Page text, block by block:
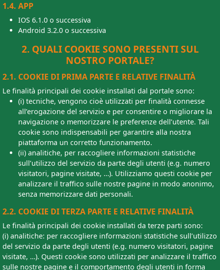
1.4. APP
IOS 6.1.0 o successiva
Android 3.2.0 o successiva
2. QUALI COOKIE SONO PRESENTI SUL
NOSTRO PORTALE?
2.1. COOKIE DI PRIMA PARTE E RELATIVE FINALITÀ
Le finalità principali dei cookie installati dal portale sono:
(i) tecniche, vengono cioè utilizzati per finalità connesse
all’erogazione del servizio e per consentire o migliorare la
navigazione o memorizzare le preferenze dell’utente. Tali
cookie sono indispensabili per garantire alla nostra
piattaforma un corretto funzionamento.
(ii) analitiche, per raccogliere informazioni statistiche
sull’utilizzo del servizio da parte degli utenti (e.g. numero
visitatori, pagine visitate, …). Utilizziamo questi cookie per
analizzare il traffico sulle nostre pagine in modo anonimo,
senza memorizzare dati personali.
2.2. COOKIE DI TERZA PARTE E RELATIVE FINALITÀ
Le finalità principali dei cookie installati da terze parti sono:
(i) analitiche: per raccogliere informazioni statistiche sull’utilizzo
del servizio da parte degli utenti (e.g. numero visitatori, pagine
visitate, …). Questi cookie sono utilizzati per analizzare il traffico
sulle nostre pagine e il comportamento degli utenti in forma